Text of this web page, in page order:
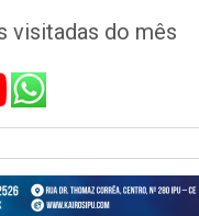
visitadas do mês